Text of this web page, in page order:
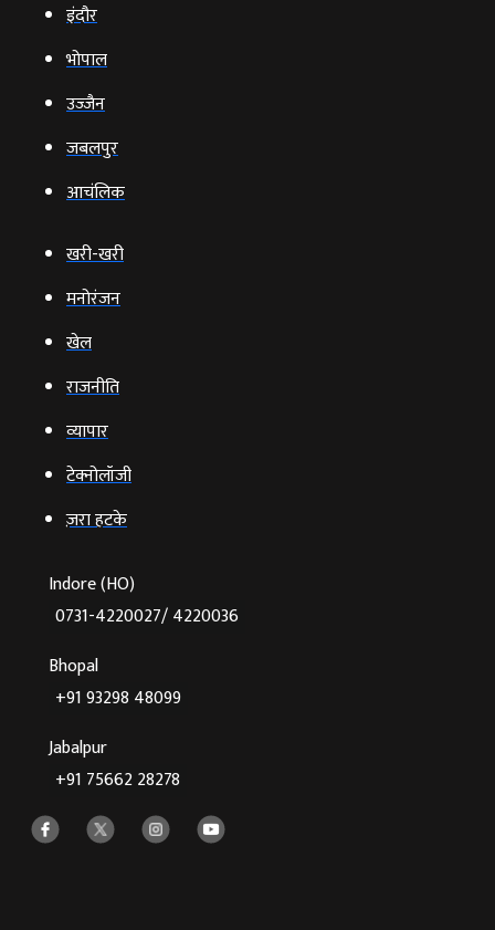
इंदौर
भोपाल
उज्‍जैन
जबलपुर
आचंलिक
खरी-खरी
मनोरंजन
खेल
राजनीति
व्‍यापार
टेक्‍नोलॉजी
ज़रा हटके
Indore (HO)
0731-4220027/ 4220036
Bhopal
+91 93298 48099
Jabalpur
+91 75662 28278